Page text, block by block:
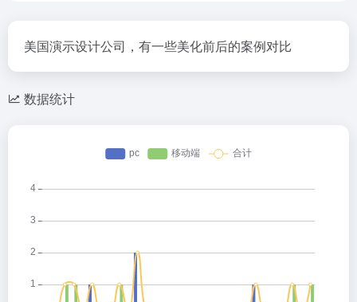
美国演示设计公司，有一些美化前后的案例对比
数据统计